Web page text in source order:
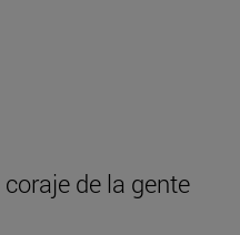
de la gente